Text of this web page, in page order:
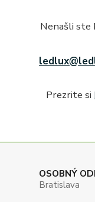
Nenašli ste
Prezrite si
OSOBNÝ
Bratislava